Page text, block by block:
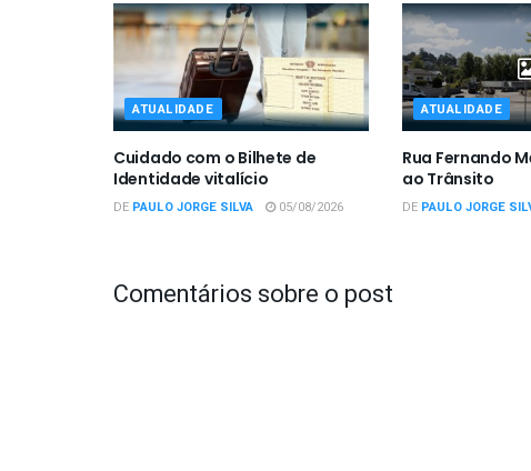
ATUALIDADE
Cuidado com o Bilhete de
Identidade vitalício
DE PAULO JORGE SILVA 05/08/2026
ATUALIDADE
Rua Fernando
ao Trânsito
DE PAULO JORGE
Comentários sobre o post